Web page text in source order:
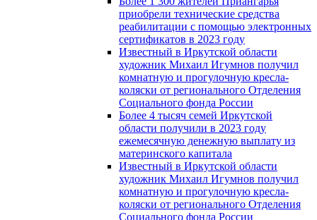
приобрели технические средства
реабилитации с помощью электронных
сертификатов в 2023 году
Известный в Иркутской области
художник Михаил Игумнов получил
комнатную и прогулочную кресла-
коляски от регионального Отделения
Социального фонда России
Более 4 тысяч семей Иркутской
области получили в 2023 году
ежемесячную денежную выплату из
материнского капитала
Известный в Иркутской области
художник Михаил Игумнов получил
комнатную и прогулочную кресла-
коляски от регионального Отделения
Социального фонда России